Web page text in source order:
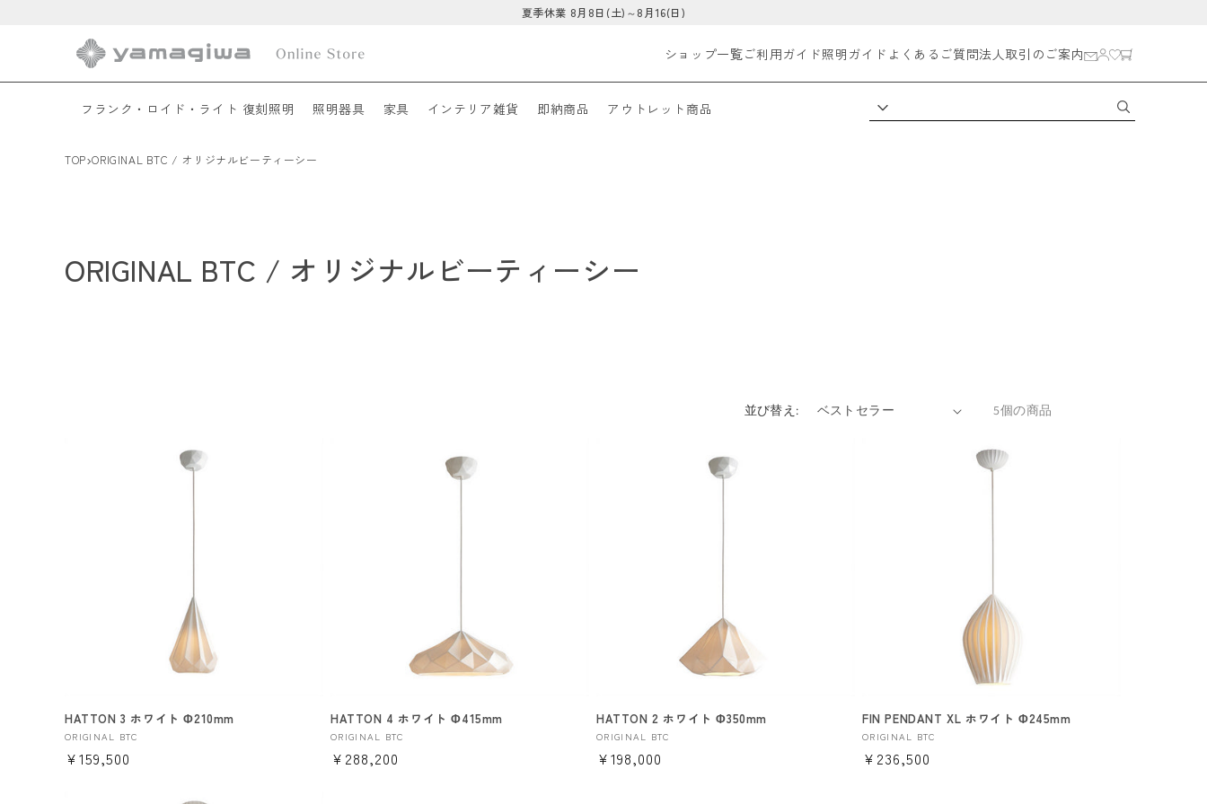
夏季休業 8月8日(土)～8月16(日)
ショップ一覧ご利用ガイド照明ガイド よくあるご質問法人取引のご案内
フランク・ロイド・ライト 復刻照明 照明器具 家具 インテリア雑貨 即納商品 アウトレット商品
TOP›ORIGINAL BTC / オリジナルビーティーシー
ORIGINAL BTC / オリジナルビーティーシー
並び替え: 5個の商品
HATTON 3 ホワイト Φ210mm
販
売
ORIGINAL BTC
通
¥159,500
HATTON 4 ホワイト Φ415mm
販
売
ORIGINAL BTC
通
¥288,200
HATTON 2 ホワイト Φ350mm
販
売
ORIGINAL BTC
通
¥198,000
FIN PENDANT XL ホワイト Φ245mm
販
売
ORIGINAL BTC
通
¥236,500